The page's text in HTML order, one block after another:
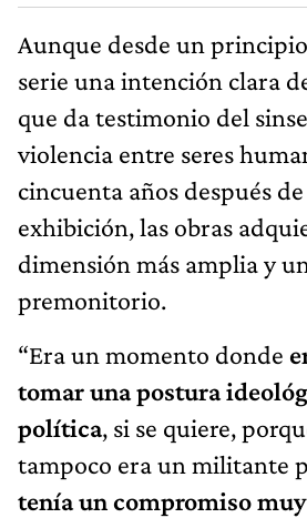
Aunque desde un
serie una intención clara
que da testimonio del
violencia entre seres
cincuenta años después
exhibición, las obras
dimensión más amplia y
premonitorio.
“Era un momento donde
tomar una postura
política, si se quiere,
tampoco era un militante
tenía un compromiso